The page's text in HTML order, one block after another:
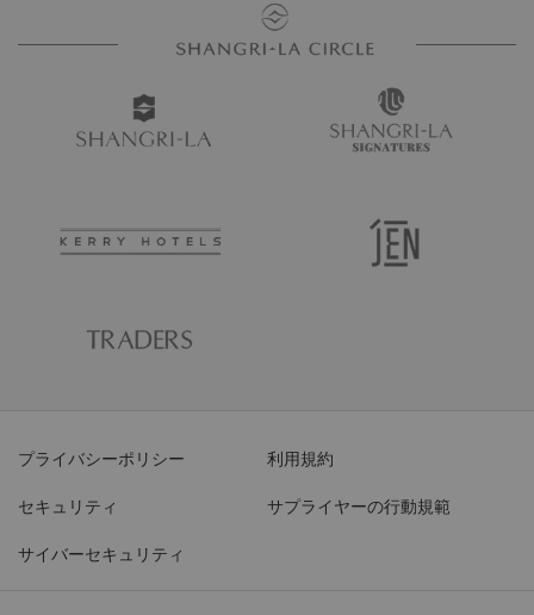
プライバシーポリシー 利用規約
セキュリティ サプライヤーの行動規範
サイバーセキュリティ